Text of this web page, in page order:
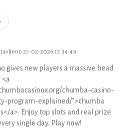
27-02-2026 17:34:49
gives new players a massive head
chumba-casino-
program-explained/">chumba
a>. Enjoy top slots and real prize
single day. Play now!